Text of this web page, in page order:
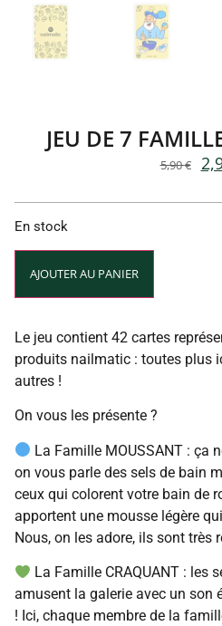
JEU DE 7
5,90€
En stock
AJOUTER AU PANIER
Le jeu contient 42 cartes
produits nailmatic : toutes plus
autres !
On vous les présente ?
La Famille MOUSSANT : ça
on vous parle des sels de bain
ceux qui colorent votre bain de
apportent une mousse légère
Nous, on les adore, ils sont très
La Famille CRAQUANT : les
amusent la galerie avec un son
! Ici, chaque membre de la